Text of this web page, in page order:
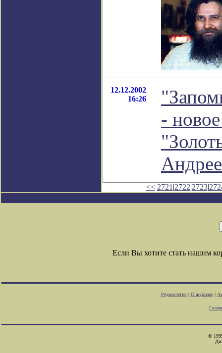
12.12.2002
16:26
-
<< 2721 |2722|2723|
Если Вы хотите стать нашим
Редколлегия| О журнале|
©